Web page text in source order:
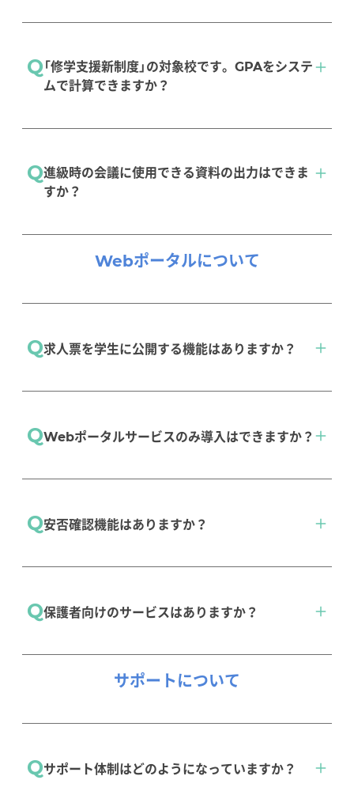
Q 「修学支援新制度」の対象校です。GPAをシステ
ムで計算できますか？
ます。
Q進級時の会議に使用できる資料の出力はできま
すか？
成績判定会議に使用できる資料を簡単に出力可
トへ変更可能です。
成績管理
Webポータルについて
Q求人票を学生に公開する機能はありますか？
用いただくことで、学生がWeb上で求人情報の
QWebポータルサービスのみ導入はできますか？
す。ご導入可能な機能については、お気軽にお
お問い合わせ
Q安否確認機能はありますか？
用いただけます。
安否確認
Q保護者向けのサービスはありますか？
Webポータルサービスにて保護者向けの「掲示
ございます。
保護者向けサービス
サポートについて
Qサポート体制はどのようになっていますか？